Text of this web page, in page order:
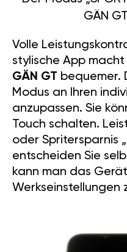
GÄN
Volle
stylische App
GÄN GT bequemer.
Modus an Ihren
anzupassen. Sie
Touch schalten.
oder Spritersparnis
entscheiden Sie
kann man das
Werkseinstellungen